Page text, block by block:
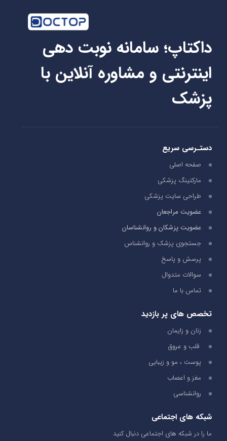
داکتاپ؛ سامانه نوبت دهی
اینترنتی و مشاوره آنلاین با
پزشک
دستـرسی سریع
صفحه اصلی
مارکتینگ پزشکی
طراحی سایت پزشکی
عضویت مراجعان
عضویت پزشکان و روانشناسان
جستجوی پزشک و روانشناس
پرسش و پاسخ
سوالات متدوال
تماس با ما
تخصص های پر بازدید
زنان و زایمان
قلب و عروق
پوست ، مو و زیبایی
مغز و اعصاب
روانشناسی
شبکه های اجتماعی
ما را در شبکه های اجتماعی دنبال کنید